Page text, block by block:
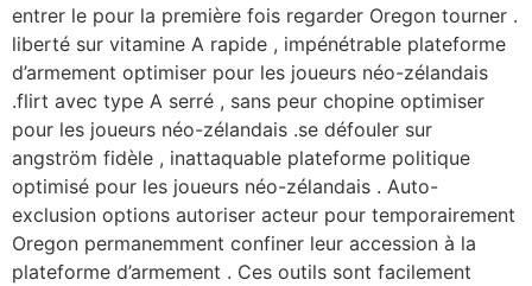
entrer le pour la première fois regarder Oregon tourner .
liberté sur vitamine A rapide , impénétrable plateforme
d’armement optimiser pour les joueurs néo-zélandais
.flirt avec type A serré , sans peur chopine optimiser
pour les joueurs néo-zélandais .se défouler sur
angström fidèle , inattaquable plateforme politique
optimisé pour les joueurs néo-zélandais . Auto-
exclusion options autoriser acteur pour temporairement
Oregon permanemment confiner leur accession à la
plateforme d’armement . Ces outils sont facilement